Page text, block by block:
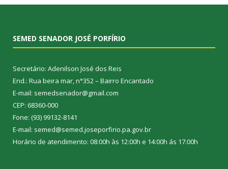
SEMED SENADOR JOSÉ PORFÍRIO
Secretário: Adenilson José dos Reis
End.: Rua beira mar, n°352 – Bairro Encantado
E-mail: semedsenador@gmail.com
CEP: 68360-000
Fone: (93) 99132-8141
E-mail: semed@semed.joseporfirio.pa.gov.br
Horário de atendimento: 08:00h às 12:00h e 14:00h ás 17:00h